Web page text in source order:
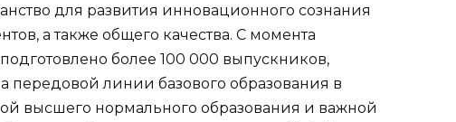
для развития инновационного сознания
а также общего качества. С момента
более 100 000 выпускников,
передовой линии базового образования в
высшего нормального образования и важной